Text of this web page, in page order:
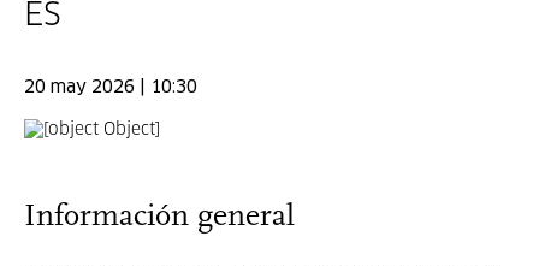
ES
20 may 2026 | 10:30
Información general